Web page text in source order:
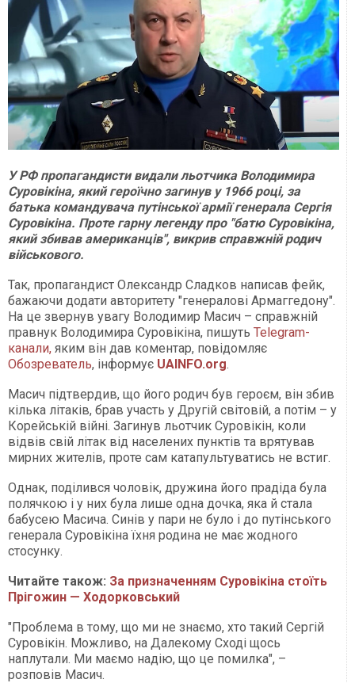
У РФ пропагандисти видали льотчика Володимира
Суровікіна, який героїчно загинув у 1966 році, за
батька командувача путінської армії генерала Сергія
Суровікіна. Проте гарну легенду про "батю Суровікіна,
який збивав американців", викрив справжній родич
військового.
Так, пропагандист Олександр Сладков написав фейк,
бажаючи додати авторитету "генералові Армаггедону".
На це звернув увагу Володимир Масич – справжній
правнук Володимира Суровікіна, пишуть Telegram-
канали, яким він дав коментар, повідомляє
Обозреватель, інформує UAINFO.org.
Масич підтвердив, що його родич був героєм, він збив
кілька літаків, брав участь у Другій світовій, а потім – у
Корейській війні. Загинув льотчик Суровікін, коли
відвів свій літак від населених пунктів та врятував
мирних жителів, проте сам катапультуватись не встиг.
Однак, поділився чоловік, дружина його прадіда була
полячкою і у них була лише одна дочка, яка й стала
бабусею Масича. Синів у пари не було і до путінського
генерала Суровікіна їхня родина не має жодного
стосунку.
Читайте також: За призначенням Суровікіна стоїть
Прігожин — Ходорковський
"Проблема в тому, що ми не знаємо, хто такий Сергій
Суровікін. Можливо, на Далекому Сході щось
наплутали. Ми маємо надію, що це помилка", –
розповів Масич.